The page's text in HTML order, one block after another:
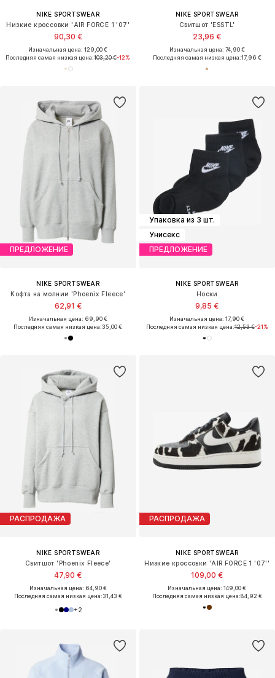
NIKE SPORTSWEAR
Низкие кроссовки 'AIR FORCE 1 '07'
90,30 €
Изначальная цена: 129,00 €
Последняя самая низкая цена:103,20 €-12%
NIKE SPORTSWEAR
Свитшот 'ESSTL'
23,96 €
Изначальная цена: 74,90 €
Последняя самая низкая цена:17,96 €
ПРЕДЛОЖЕНИЕ
NIKE SPORTSWEAR
Кофта на молнии 'Phoenix Fleece'
62,91 €
Изначальная цена: 69,90 €
Последняя самая низкая цена:35,00 €
Упаковка из 3 шт.
Унисекс
ПРЕДЛОЖЕНИЕ
NIKE SPORTSWEAR
Носки
9,85 €
Изначальная цена: 17,90 €
Последняя самая низкая цена:12,53 €-21%
РАСПРОДАЖА
NIKE SPORTSWEAR
Свитшот 'Phoenix Fleece'
47,90 €
Изначальная цена: 64,90 €
Последняя самая низкая цена:31,43 €
+2
РАСПРОДАЖА
NIKE SPORTSWEAR
Низкие кроссовки 'AIR FORCE 1 '07''
109,00 €
Изначальная цена: 149,00 €
Последняя самая низкая цена:84,92 €